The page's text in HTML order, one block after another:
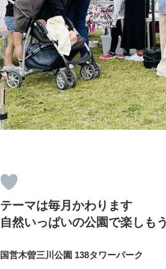
テーマは毎月かわります
自然いっぱいの公園で楽しも
国営木曽三川公園 138タワーパーク